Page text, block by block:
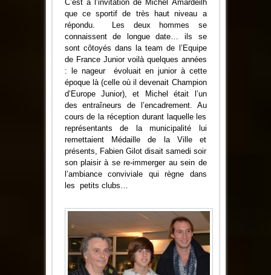
C’est à l’invitation de Michel Amardeilh
que ce sportif de très haut niveau a
répondu. Les deux hommes se
connaissent de longue date… ils se
sont côtoyés dans la team de l’Equipe
de France Junior voilà quelques années
: le nageur évoluait en junior à cette
époque là (celle où il devenait Champion
d’Europe Junior), et Michel était l’un
des entraîneurs de l’encadrement. Au
cours de la réception durant laquelle les
représentants de la municipalité lui
remettaient Médaille de la Ville et
présents, Fabien Gilot disait samedi soir
son plaisir à se re-immerger au sein de
l’ambiance conviviale qui règne dans
les petits clubs…